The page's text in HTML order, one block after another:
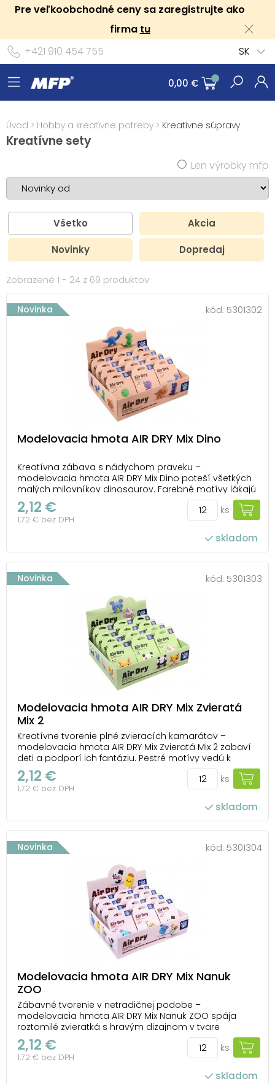
Pre veľkoobchodné ceny sa zaregistrujte ako
firma tu
+421 910 454 755
SK
0,00 €
Úvod > Hobby a kreatívne potreby > Kreatívne súpravy
Kreatívne sety
Len výrobky mfp
Všetko Akcia
Novinky Dopredaj
Zobrazené 1 - 24 z 69 produktov
Novinka kód: 5301302
Modelovacia hmota AIR DRY Mix Dino
Kreatívna zábava s nádychom praveku –
modelovacia hmota AIR DRY Mix Dino poteší všetkých
malých milovníkov dinosaurov. Farebné motívy lákajú
k vytváraniu vlastných pravekých postavičiek a
otvárajú priestor pre fantáziu aj hravú kreativitu.
Hmota je mäkká, ľahko sa tvaruje a dobre drží tvar,
počet ks v balení: 12
2,12 €
1,72 € bez DPH
ks
skladom
Novinka kód: 5301303
Modelovacia hmota AIR DRY Mix Zvieratá
Mix 2
Kreatívne tvorenie plné zvieracích kamarátov –
modelovacia hmota AIR DRY Mix Zvieratá Mix 2 zabaví
deti a podporí ich fantáziu. Pestré motívy vedú k
vytváraniu roztomilých zvieracích figúrok podľa
obrázka na obale. Hmota je ľahká a tvárna, ľahko sa
tvaruje a dobre drží vytvorený tvar. Pri mode...
2,12 €
1,72 € bez DPH
ks
skladom
Novinka kód: 5301304
Modelovacia hmota AIR DRY Mix Nanuk
ZOO
Zábavné tvorenie v netradičnej podobe –
modelovacia hmota AIR DRY Mix Nanuk ZOO spája
roztomilé zvieratká s hravým dizajnom v tvare
nanukov. Deti si môžu krok za krokom vytvoriť figúrky
podľa obrázka na obale a užiť si farebné
modelovanie plné fantázie a radosti z tvorenia. Práca
2,12 €
1,72 € bez DPH
ks
skladom